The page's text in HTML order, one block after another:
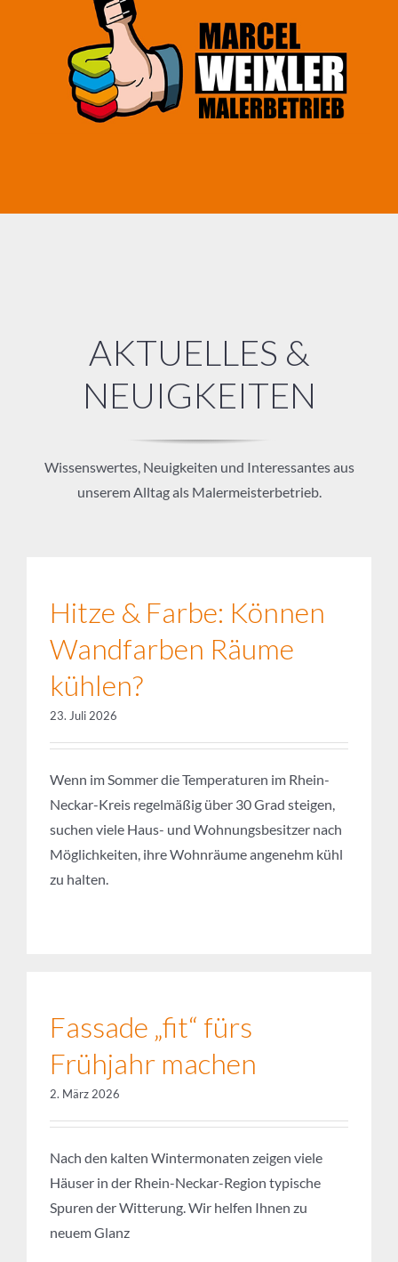
Wissenswertes, Neuigkeiten und Interessantes aus
unserem Alltag als Malermeisterbetrieb.
kühlen?
23. Juli 2026
Wenn im Sommer die Temperaturen im Rhein-
suchen viele Haus- und Wohnungsbesitzer nach
Möglichkeiten, ihre Wohnräume angenehm kühl
zu halten.
2. März 2026
Nach den kalten Wintermonaten zeigen viele
Spuren der Witterung. Wir helfen Ihnen zu
neuem Glanz